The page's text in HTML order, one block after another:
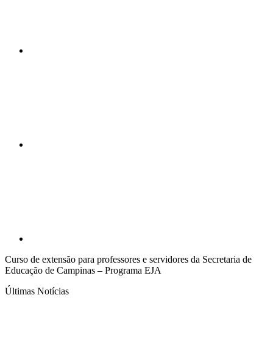
Curso de extensão para professores e servidores da Secretaria de
Educação de Campinas – Programa EJA
Últimas Notícias